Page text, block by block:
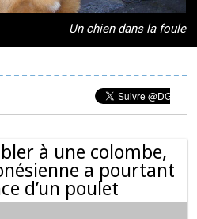
Un chien dans la foule
à une colombe,
a pourtant
d’un poulet